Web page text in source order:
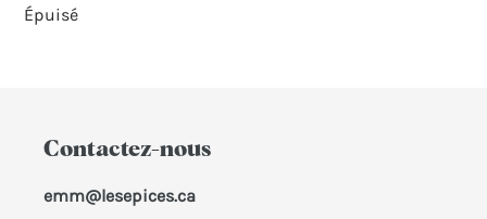
Prix
Épuisé
Contactez-nous
emm@lesepices.ca